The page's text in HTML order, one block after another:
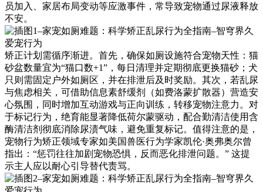
员加入、家居布局变动等应激事件，常导致宠物通过尿液释放
不安。
矫正计划需循序渐进。首先，确保如厕设施符合宠物天性：猫
砂盆数量宜为“猫口数+1”，每日清理并定期彻底更换猫砂；犬
只则需固定户外如厕区，并在排泄后及时奖励。其次，若乱尿
与焦虑相关，可借助信息素舒缓剂（如费洛蒙扩散器）营造安
心氛围，同时增加互动游戏与正向训练，转移宠物注意力。对
于标记行为，绝育能显著降低荷尔蒙驱动，配合勤清洁使用含
酶清洁剂彻底消除尿渍气味，避免重复标记。值得注意的是，
宠物行为矫正领域专家如美国兽医行为学家凯伦·奥弗奥尔曾
指出：“惩罚往往加剧宠物恐惧，反而恶化排泄问题。” 这提
示主人应以耐心引导替代责骂。